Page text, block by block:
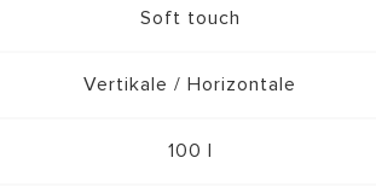
Soft touch
Vertikale / Horizontale
100 l